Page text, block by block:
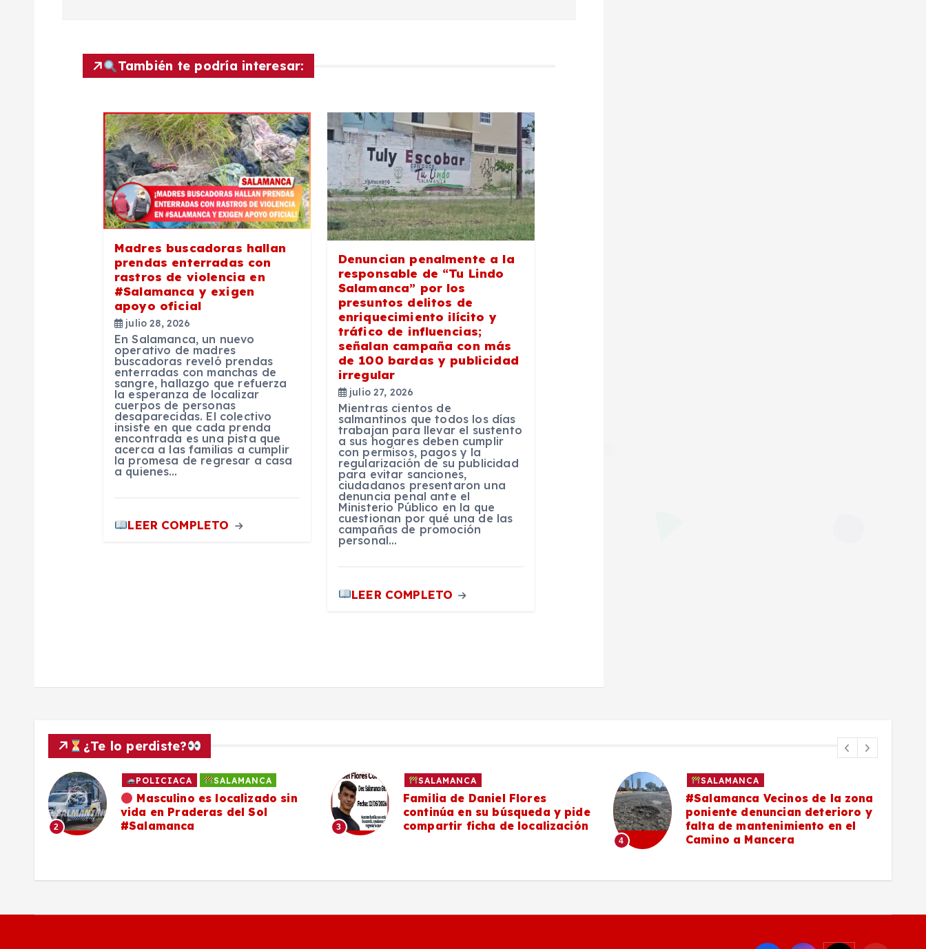
También te podría interesar:
Madres buscadoras hallan
prendas enterradas con
rastros de violencia en
#Salamanca y exigen
apoyo oficial
julio 28, 2026
En Salamanca, un nuevo
operativo de madres
buscadoras reveló prendas
enterradas con manchas de
sangre, hallazgo que refuerza
la esperanza de localizar
cuerpos de personas
desaparecidas. El colectivo
insiste en que cada prenda
encontrada es una pista que
acerca a las familias a cumplir
la promesa de regresar a casa
a quienes…
LEER COMPLETO
Denuncian penalmente a la
responsable de “Tu Lindo
Salamanca” por los
presuntos delitos de
enriquecimiento ilícito y
tráfico de influencias;
señalan campaña con más
de 100 bardas y publicidad
irregular
julio 27, 2026
Mientras cientos de
salmantinos que todos los días
trabajan para llevar el sustento
a sus hogares deben cumplir
con permisos, pagos y la
regularización de su publicidad
para evitar sanciones,
ciudadanos presentaron una
denuncia penal ante el
Ministerio Público en la que
cuestionan por qué una de las
campañas de promoción
personal…
LEER COMPLETO
¿Te lo perdiste?
2
POLICIACA SALAMANCA
Masculino es localizado sin
vida en Praderas del Sol
#Salamanca
3
SALAMANCA
Familia de Daniel Flores
continúa en su búsqueda y pide
compartir ficha de localización
4
SALAMANCA
#Salamanca Vecinos de la zona
poniente denuncian deterioro y
falta de mantenimiento en el
Camino a Mancera